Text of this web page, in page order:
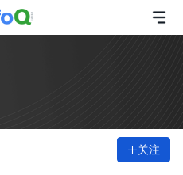
关注